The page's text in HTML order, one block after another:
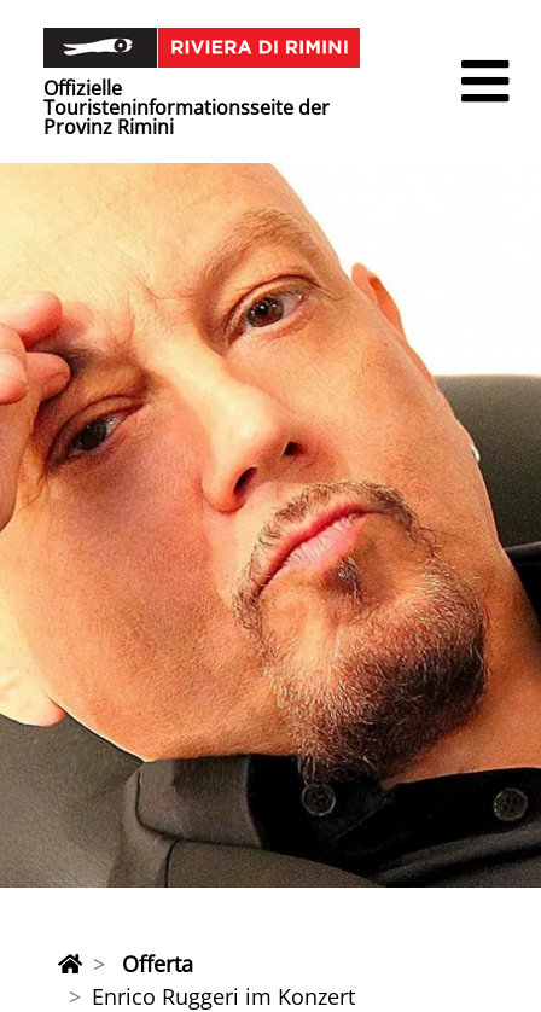
Offizielle
Touristeninformationsseite der
Provinz Rimini
Offerta
Enrico Ruggeri im Konzert